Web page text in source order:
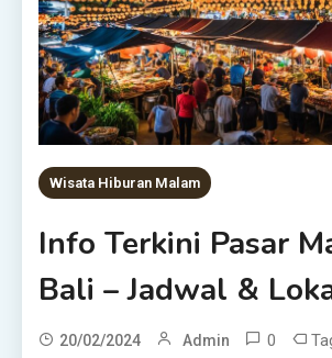
Wisata Hiburan Malam
Info Terkini Pasar
Bali – Jadwal &
20/02/2024 Admin 0